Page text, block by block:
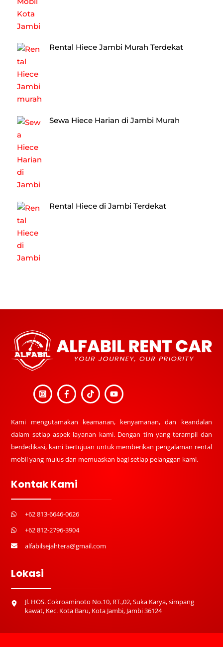
Rental Hiece Jambi Murah Terdekat
Sewa Hiece Harian di Jambi Murah
Rental Hiece di Jambi Terdekat
To
Top
Kami mengutamakan keamanan, kenyamanan, dan keandalan
dalam setiap aspek layanan kami. Dengan tim yang terampil dan
berdedikasi, kami bertujuan untuk memberikan pengalaman rental
mobil yang mulus dan memuaskan bagi setiap pelanggan kami.
Kontak Kami
+62 813-6646-0626
+62 812-2796-3904
alfabilsejahtera@gmail.com
Lokasi
Jl. HOS. Cokroaminoto No.10, RT.,02, Suka Karya, simpang
kawat, Kec. Kota Baru, Kota Jambi, Jambi 36124